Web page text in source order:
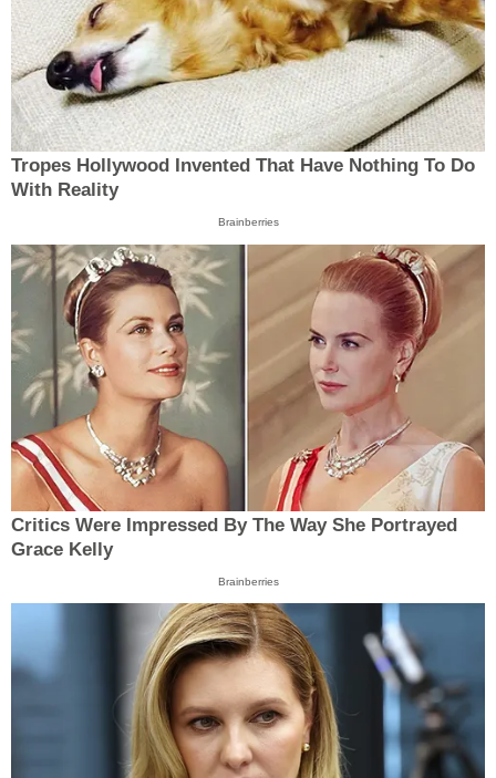
Tropes Hollywood Invented That Have Nothing To Do
With Reality
Brainberries
Critics Were Impressed By The Way She Portrayed
Grace Kelly
Brainberries